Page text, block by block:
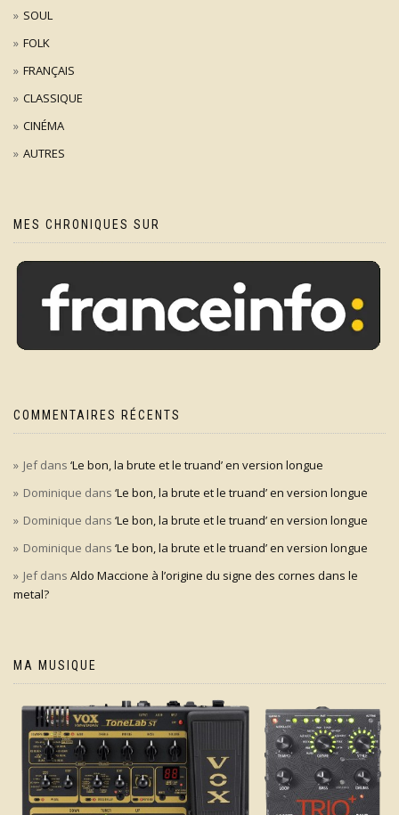
SOUL
FOLK
FRANÇAIS
CLASSIQUE
CINÉMA
AUTRES
MES CHRONIQUES SUR
COMMENTAIRES RÉCENTS
Jefdans ‘Le bon, la brute et le truand’ en version longue
Dominique dans ‘Le bon, la brute et le truand’ en version longue
Dominique dans ‘Le bon, la brute et le truand’ en version longue
Dominique dans ‘Le bon, la brute et le truand’ en version longue
Jefdans Aldo Maccione à l’origine du signe des cornes dans le
metal?
MA MUSIQUE